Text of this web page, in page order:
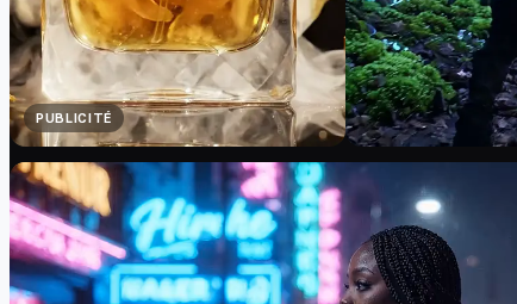
PUBLICITÉ